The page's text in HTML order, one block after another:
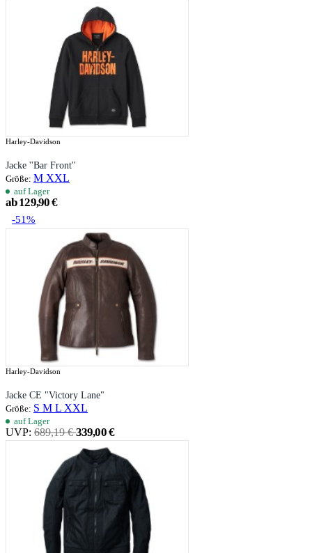
Harley-Davidson
Jacke ''Bar Front''
Größe: M XXL
auf Lager
ab 129,90 €
-51%
Harley-Davidson
Jacke CE "Victory Lane"
Größe: S M L XXL
auf Lager
UVP: 689,19 € 339,00 €